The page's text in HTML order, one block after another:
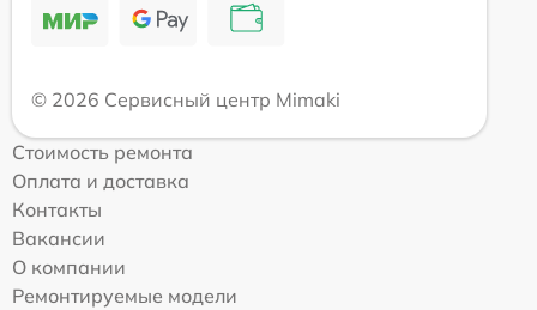
© 2026 Сервисный центр Mimaki
Стоимость ремонта
Оплата и доставка
Контакты
Вакансии
О компании
Ремонтируемые модели